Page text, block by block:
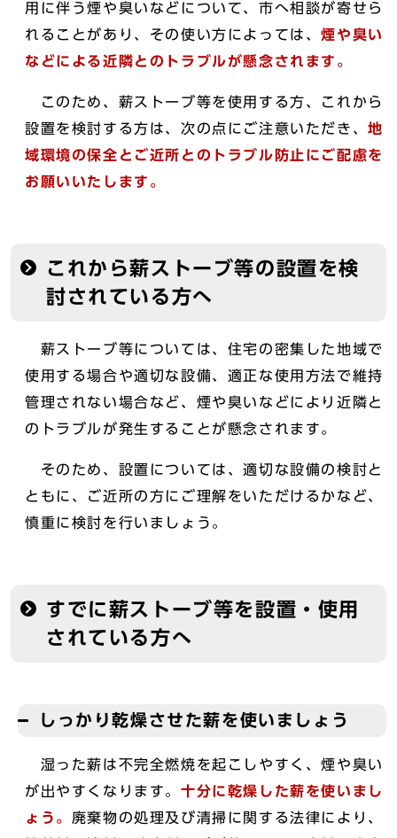
用に伴う煙や臭いなどについて、市へ相談が寄せら
れることがあり、その使い方によっては、煙や臭い
などによる近隣とのトラブルが懸念されます。
このため、薪ストーブ等を使用する方、これから
設置を検討する方は、次の点にご注意いただき、地
域環境の保全とご近所とのトラブル防止にご配慮を
お願いいたします。
これから薪ストーブ等の設置を検
討されている方へ
薪ストーブ等については、住宅の密集した地域で
使用する場合や適切な設備、適正な使用方法で維持
管理されない場合など、煙や臭いなどにより近隣と
のトラブルが発生することが懸念されます。
そのため、設置については、適切な設備の検討と
ともに、ご近所の方にご理解をいただけるかなど、
慎重に検討を行いましょう。
すでに薪ストーブ等を設置・使用
されている方へ
しっかり乾燥させた薪を使いましょう
湿った薪は不完全燃焼を起こしやすく、煙や臭い
が出やすくなります。 十分に乾燥した薪を使いまし
ょう。 廃棄物の処理及び清掃に関する法律により、